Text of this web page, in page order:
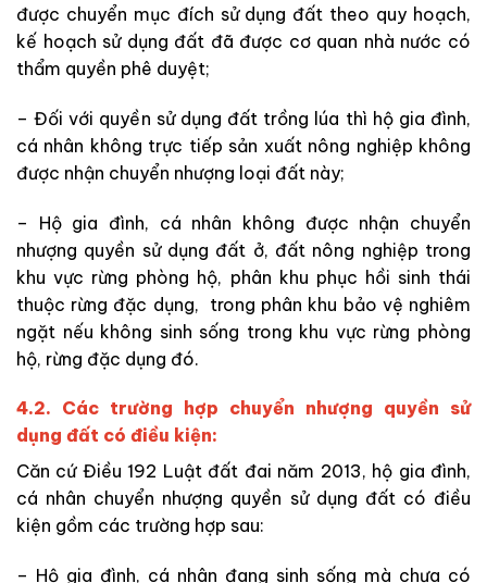
được chuyển mục đích sử dụng đất theo quy hoạch,
kế hoạch sử dụng đất đã được cơ quan nhà nước có
thẩm quyền phê duyệt;
– Đối với quyền sử dụng đất trồng lúa thì hộ gia đình,
cá nhân không trực tiếp sản xuất nông nghiệp không
được nhận chuyển nhượng loại đất này;
– Hộ gia đình, cá nhân không được nhận chuyển
nhượng quyền sử dụng đất ở, đất nông nghiệp trong
khu vực rừng phòng hộ, phân khu phục hồi sinh thái
thuộc rừng đặc dụng, trong phân khu bảo vệ nghiêm
ngặt nếu không sinh sống trong khu vực rừng phòng
hộ, rừng đặc dụng đó.
4.2. Các trường hợp chuyển nhượng quyền sử
dụng đất có điều kiện:
Căn cứ Điều 192 Luật đất đai năm 2013, hộ gia đình,
cá nhân chuyển nhượng quyền sử dụng đất có điều
kiện gồm các trường hợp sau:
– Hộ gia đình, cá nhân đang sinh sống mà chưa có